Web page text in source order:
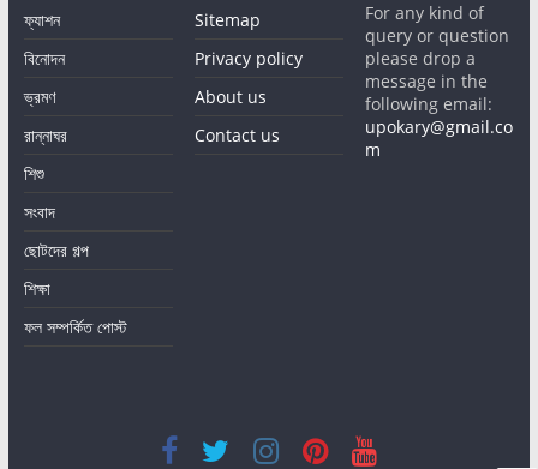
ফ্যাশন
বিনোদন
ভ্রমণ
রান্নাঘর
শিশু
সংবাদ
ছোটদের গল্প
শিক্ষা
ফল সম্পর্কিত পোস্ট
Sitemap
Privacy policy
About us
Contact us
For any kind of
query or question
please drop a
message in the
following email:
upokary@gmail.co
m